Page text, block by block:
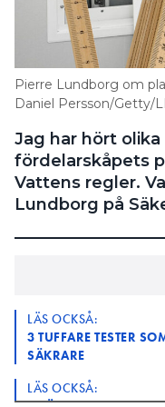
Pierre Lundborg om
Daniel Persson/Getty/
Jag har hört
fördelarskåpets
Vattens regler.
Lundborg på
LÄS OCKSÅ:
3 TUFFARE TESTER
SÄKRARE
LÄS OCKSÅ: